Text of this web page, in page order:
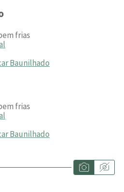
frias
Baunilhado
frias
Baunilhado